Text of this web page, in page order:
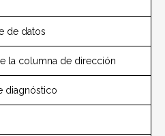
de datos
la columna de dirección
diagnóstico